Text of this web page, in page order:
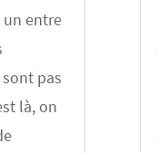
un entre
pas
là, on